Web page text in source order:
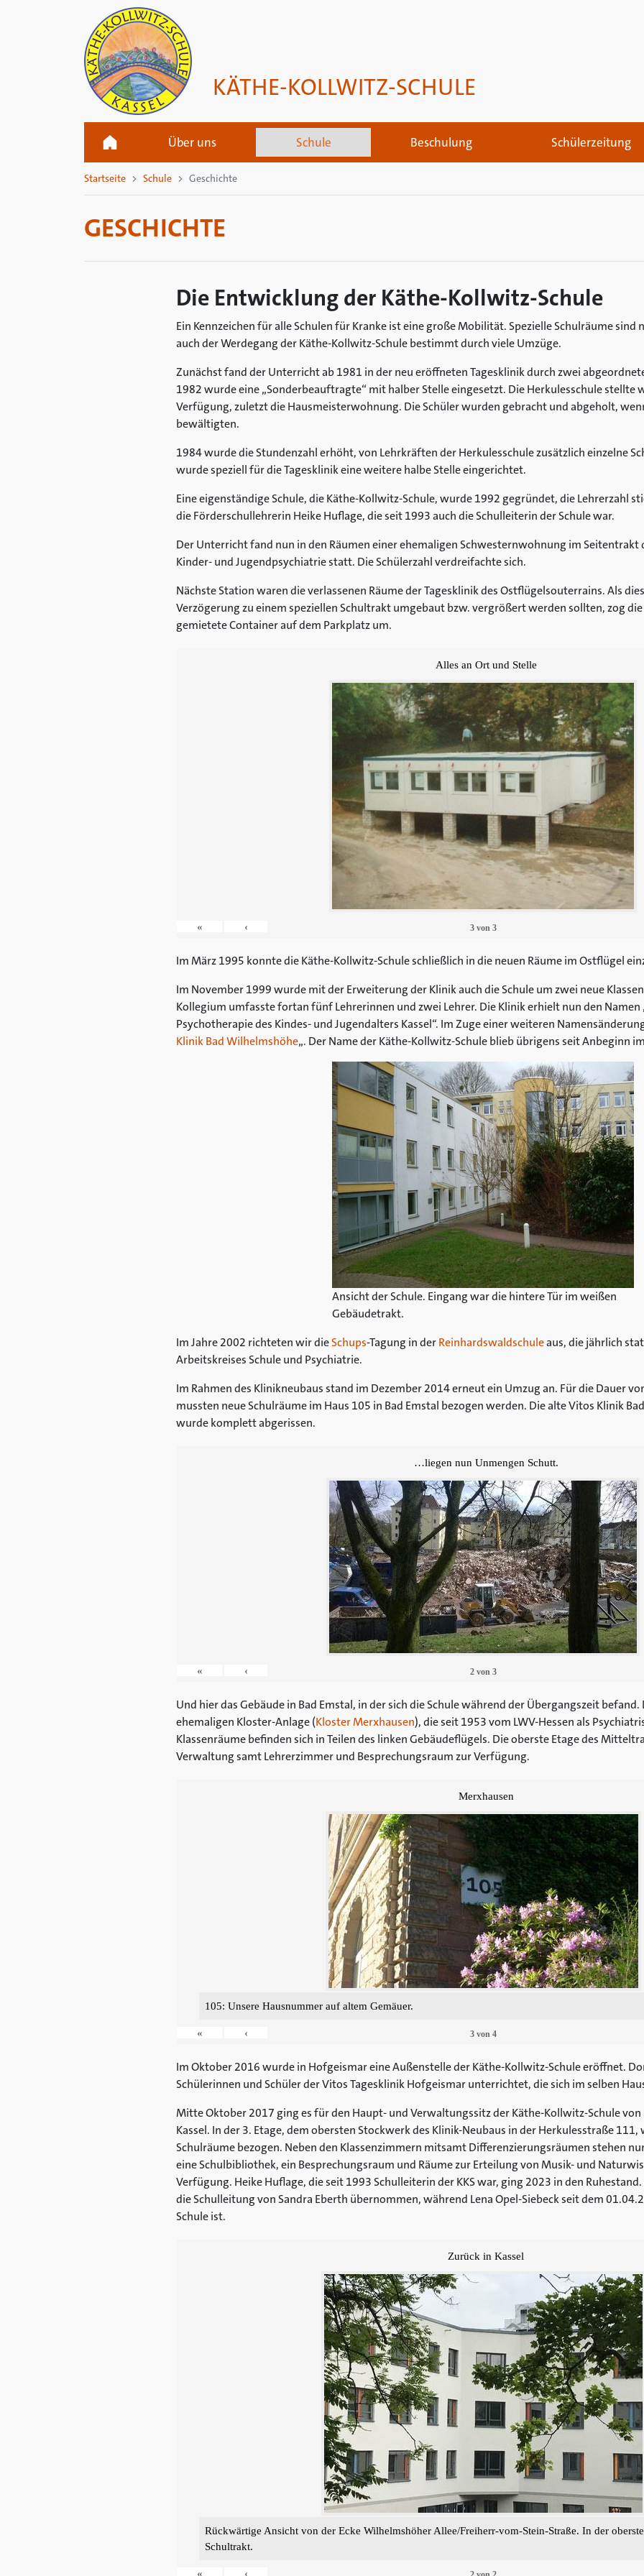
KÄTHE-KOLLWITZ-SCHULE
Über uns Schule Beschulung Schülerzeitung
Startseite Schule Geschichte
GESCHICHTE
Die Entwicklung der Käthe-Kollwitz-Schule
Ein Kennzeichen für alle Schulen für Kranke ist eine große Mobilität. Spezielle Schulräume
auch der Werdegang der Käthe-Kollwitz-Schule bestimmt durch viele Umzüge.
Zunächst fand der Unterricht ab 1981 in der neu eröffneten Tagesklinik durch zwei
1982 wurde eine „Sonderbeauftragte“ mit halber Stelle eingesetzt. Die Herkulesschule stellte
Verfügung, zuletzt die Hausmeisterwohnung. Die Schüler wurden gebracht und abgeholt,
bewältigten.
1984 wurde die Stundenzahl erhöht, von Lehrkräften der Herkulesschule zusätzlich einzelne
wurde speziell für die Tagesklinik eine weitere halbe Stelle eingerichtet.
Eine eigenständige Schule, die Käthe-Kollwitz-Schule, wurde 1992 gegründet, die Lehrerzahl
die Förderschullehrerin Heike Huflage, die seit 1993 auch die Schulleiterin der Schule war.
Der Unterricht fand nun in den Räumen einer ehemaligen Schwesternwohnung im
Kinder- und Jugendpsychiatrie statt. Die Schülerzahl verdreifachte sich.
Nächste Station waren die verlassenen Räume der Tagesklinik des Ostflügelsouterrains. Als
Verzögerung zu einem speziellen Schultrakt umgebaut bzw. vergrößert werden sollten, zog die
gemietete Container auf dem Parkplatz um.
Alles an Ort und Stelle
« ‹ 3von 3
Im März 1995 konnte die Käthe-Kollwitz-Schule schließlich in die neuen Räume im Ostflügel
Im November 1999 wurde mit der Erweiterung der Klinik auch die Schule um zwei neue
Kollegium umfasste fortan fünf Lehrerinnen und zwei Lehrer. Die Klinik erhielt nun den
Psychotherapie des Kindes- und Jugendalters Kassel“. Im Zuge einer weiteren
Klinik Bad Wilhelmshöhe„. Der Name der Käthe-Kollwitz-Schule blieb übrigens seit Anbeginn
Ansicht der Schule. Eingang war die hintere Tür im weißen
Gebäudetrakt.
Im Jahre 2002 richteten wir dieSchups-Tagung in derReinhardswaldschuleaus, die jährlich
Arbeitskreises Schule und Psychiatrie.
Im Rahmen des Klinikneubaus stand im Dezember 2014 erneut ein Umzug an. Für die Dauer
mussten neue Schulräume im Haus 105 in Bad Emstal bezogen werden. Die alte Vitos Klinik
wurde komplett abgerissen.
…liegen nun Unmengen Schutt.
« ‹ 2von 3
Und hier das Gebäude in Bad Emstal, in der sich die Schule während der Übergangszeit befand.
ehemaligen Kloster-Anlage (Kloster Merxhausen), die seit 1953 vom LWV-Hessen als
Klassenräume befinden sich in Teilen des linken Gebäudeflügels. Die oberste Etage des
Verwaltung samt Lehrerzimmer und Besprechungsraum zur Verfügung.
Merxhausen
105: Unsere Hausnummer auf altem Gemäuer.
« ‹ 3von 4
Im Oktober 2016 wurde in Hofgeismar eine Außenstelle der Käthe-Kollwitz-Schule eröffnet.
Schülerinnen und Schüler der Vitos Tagesklinik Hofgeismar unterrichtet, die sich im selben
Mitte Oktober 2017 ging es für den Haupt- und Verwaltungssitz der Käthe-Kollwitz-Schule von
Kassel. In der 3. Etage, dem obersten Stockwerk des Klinik-Neubaus in der Herkulesstraße 111,
Schulräume bezogen. Neben den Klassenzimmern mitsamt Differenzierungsräumen stehen
eine Schulbibliothek, ein Besprechungsraum und Räume zur Erteilung von Musik- und
Verfügung. Heike Huflage, die seit 1993 Schulleiterin der KKS war, ging 2023 in den
die Schulleitung von Sandra Eberth übernommen, während Lena Opel-Siebeck seit dem
Schule ist.
Zurück in Kassel
Rückwärtige Ansicht von der Ecke Wilhelmshöher Allee/Freiherr-vom-Stein-Straße. In der
Schultrakt.
« ‹